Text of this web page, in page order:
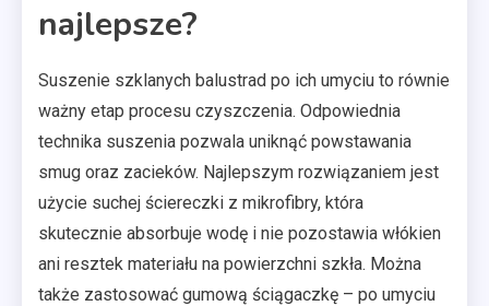
najlepsze?
Suszenie szklanych balustrad po ich umyciu to równie
ważny etap procesu czyszczenia. Odpowiednia
technika suszenia pozwala uniknąć powstawania
smug oraz zacieków. Najlepszym rozwiązaniem jest
użycie suchej ściereczki z mikrofibry, która
skutecznie absorbuje wodę i nie pozostawia włókien
ani resztek materiału na powierzchni szkła. Można
także zastosować gumową ściągaczkę – po umyciu